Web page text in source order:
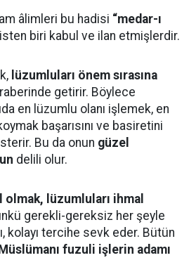
âlimleri bu hadisi “medar-ı
biri kabul ve ilan etmişlerdir.
lüzumluları önem sırasına
getirir. Böylece
en lüzumlu olanı işlemek, en
başarısını ve basiretini
Bu da onun güzel
delili olur.
olmak, lüzumluları ihmal
gerekli-gereksiz her şeyle
kolayı tercihe sevk eder. Bütün
Müslümanı fuzuli işlerin adamı